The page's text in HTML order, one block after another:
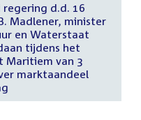
d.d. 16
Madlener, minister
en Waterstaat
tijdens het
Maritiem van 3
marktaandeel